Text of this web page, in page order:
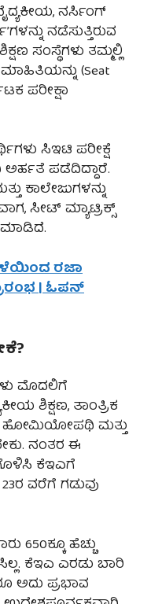
ನರ್ಸಿಂಗ್
ನಡೆಸುತ್ತಿರುವ
ಸಂಸ್ಥೆಗಳು ತಮ್ಮಲ್ಲಿ
(Seat
ಪರೀಕ್ಷಾ
ಸಿಇಟಿ ಪರೀಕ್ಷೆ
ಅರ್ಹತೆ ಪಡೆದಿದ್ದಾರೆ.
ಕಾಲೇಜುಗಳನ್ನು
ಸೀಟ್ ಮ್ಯಾಟ್ರಿಕ್ಸ್
ಮಾಡಿದೆ.
ರಜಾ
| ಓಪನ್
ಮೊದಲಿಗೆ
ಶಿಕ್ಷಣ, ತಾಂತ್ರಿಕ
ಹೋಮಿಯೋಪಥಿ ಮತ್ತು
ನಂತರ ಈ
ಕೆಇಎಗೆ
ವರೆಗೆ ಗಡುವು
650ಕ್ಕೂ ಹೆಚ್ಚು
ಕೆಇಎ ಎರಡು ಬಾರಿ
ಅದು ಪ್ರಭಾವ